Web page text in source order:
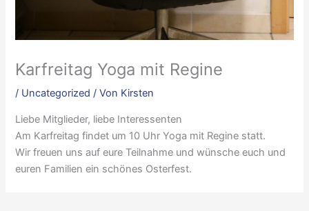
Karfreitag Yoga mit Regine
/ Uncategorized / Von Kirsten
Liebe Mitglieder, liebe Interessenten
Am Karfreitag findet um 10 Uhr Yoga mit Regine statt.
Wir freuen uns auf eure Teilnahme und wünsche euch und
euren Familien ein schönes Osterfest.